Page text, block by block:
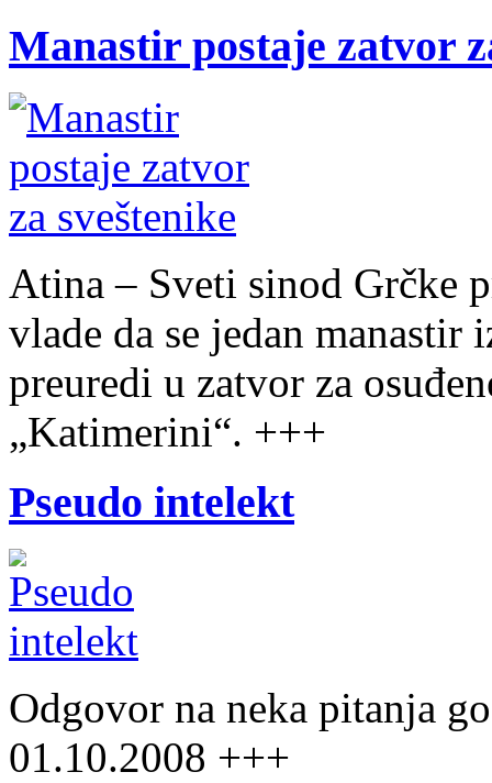
Manastir postaje zatvor
Atina – Sveti sinod Grčke
vlade da se jedan manastir
preuredi u zatvor za
„Katimerini“. +++
Pseudo intelekt
Odgovor na neka pitanja
01.10.2008 +++